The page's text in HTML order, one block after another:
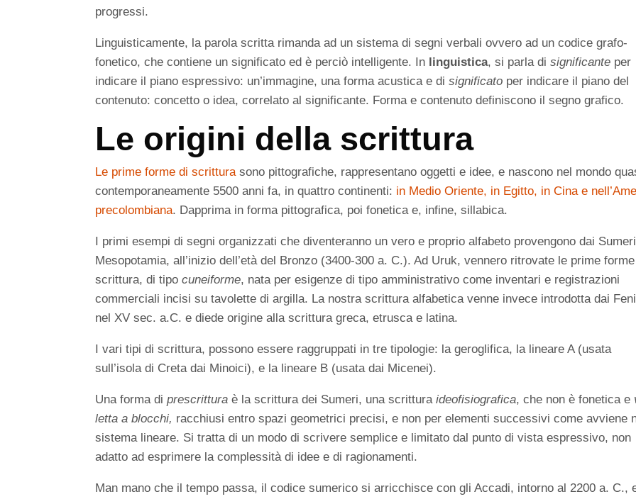
progressi.
Linguisticamente, la parola scritta rimanda ad un sistema di segni verbali ovvero ad un codice grafo-
fonetico, che contiene un significato ed è perciò intelligente. In linguistica, si parla disignificante per
indicare il piano espressivo: un’immagine, una forma acustica e disignificato per indicare il piano del
contenuto: concetto o idea, correlato al significante. Forma e contenuto definiscono il segno grafico.
Le origini della scrittura
Le prime forme di scrittura sono pittografiche, rappresentano oggetti e idee, e nascono nel mondo
contemporaneamente 5500 anni fa, in quattro continenti: in Medio Oriente, in Egitto, in Cina e
precolombiana. Dapprima in forma pittografica, poi fonetica e, infine, sillabica.
I primi esempi di segni organizzati che diventeranno un vero e proprio alfabeto provengono dai
Mesopotamia, all’inizio dell’età del Bronzo (3400-300 a. C.). Ad Uruk, vennero ritrovate le prime
scrittura, di tipocuneiforme, nata per esigenze di tipo amministrativo come inventari e registrazioni
commerciali incisi su tavolette di argilla. La nostra scrittura alfabetica venne invece introdotta dai
nel XV sec. a.C. e diede origine alla scrittura greca, etrusca e latina.
I vari tipi di scrittura, possono essere raggruppati in tre tipologie: la geroglifica, la lineare A (usata
sull’isola di Creta dai Minoici), e la lineare B (usata dai Micenei).
Una forma diprescrittura è la scrittura dei Sumeri, una scritturaideofisiografica, che non è fonetica e
letta a blocchi, racchiusi entro spazi geometrici precisi, e non per elementi successivi come avviene
sistema lineare. Si tratta di un modo di scrivere semplice e limitato dal punto di vista espressivo, non
adatto ad esprimere la complessità di idee e di ragionamenti.
Man mano che il tempo passa, il codice sumerico si arricchisce con gli Accadi, intorno al 2200 a. C.,